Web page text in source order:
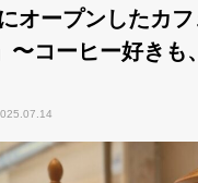
オープンしたカ
〜コーヒー好きも